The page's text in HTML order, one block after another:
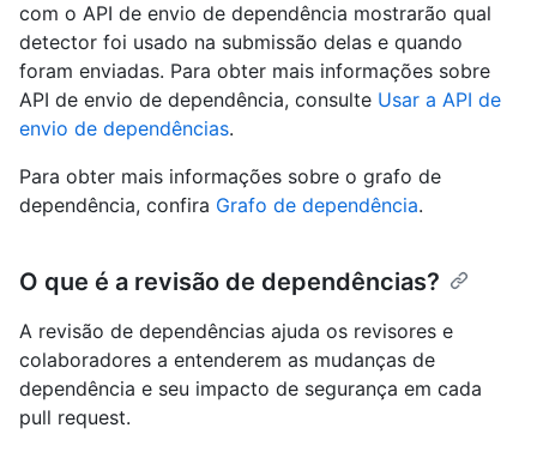
com o API de envio de dependência mostrarão qual
detector foi usado na submissão delas e quando
foram enviadas. Para obter mais informações sobre
API de envio de dependência, consulte Usar a API de
envio de dependências.
Para obter mais informações sobre o grafo de
dependência, confira Grafo de dependência.
O que é a revisão de dependências?
A revisão de dependências ajuda os revisores e
colaboradores a entenderem as mudanças de
dependência e seu impacto de segurança em cada
pull request.